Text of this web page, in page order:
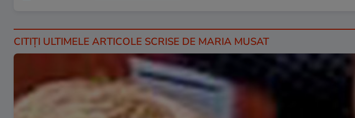
CITIȚI ULTIMELE ARTICOLE SCRISE DE MARIA MUSAT